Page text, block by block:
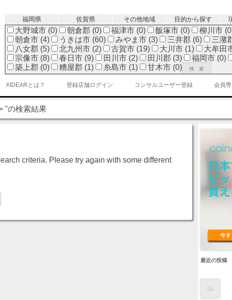
福岡県 佐賀県 その他地域 目的から探す
大野城市 (0) 朝倉郡 (0) 福津市 (0) 飯塚市 (0) 柳川市
朝倉市 (4)
うきは市 (60) みやま市 (3) 三井郡 (6) 三潴
八女郡 (5)
北九州市 (2) 古賀市 (19) 大川市 (1) 大牟田
宗像市 (8)
春日市 (9) 田川市 (2) 田川郡 (3) 福岡市 (0)
築上郡 (0)
糟屋郡 (1) 糸島市 (1) 甘木市 (0)
Skip to content
XIDEARとは？ 登録店舗ログイン コンサルユーザー登録 会員専
''の検索結果
criteria. Please try again with some different
最近の投稿